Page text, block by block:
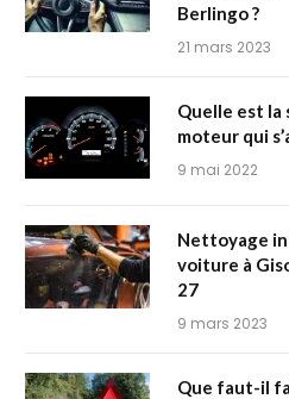
Berlingo ?
21 mars 2023
Quelle est
moteur qui
9 mai 2022
Nettoyage
voiture à
27
9 mars 2023
Que faut-il